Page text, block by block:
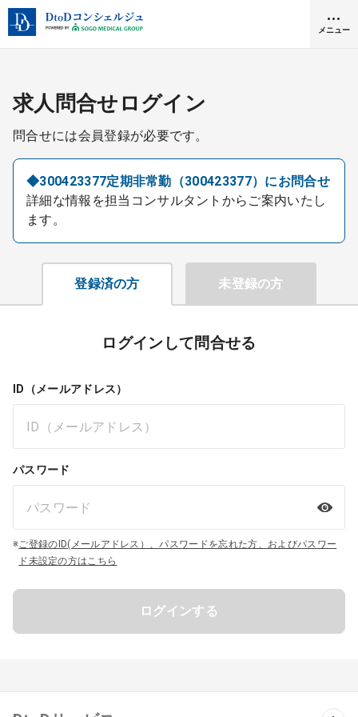
メニュー
クリニック開業
DtoDとは
お問合せ
医院の譲渡・売却をお考えの方
採用をお考えの医療機関の方
求人問合せログイン
問合せには会員登録が必要です。
◆300423377定期非常勤（300423377）にお問合せ
詳細な情報を担当コンサルタントからご案内いたし
ます。
登録済の方 未登録の方
ログインして問合せる
ID（メールアドレス）
パスワード
※ご登録のID(メールアドレス）、パスワードを忘れた方、およびパスワー
ド未設定の方はこちら
ログインする